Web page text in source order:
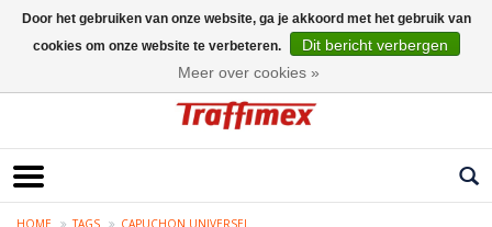
Door het gebruiken van onze website, ga je akkoord met het gebruik van
cookies om onze website te verbeteren.
Dit bericht verbergen
Meer over cookies »